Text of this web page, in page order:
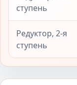
ступень
Редуктор, 2-я
ступень